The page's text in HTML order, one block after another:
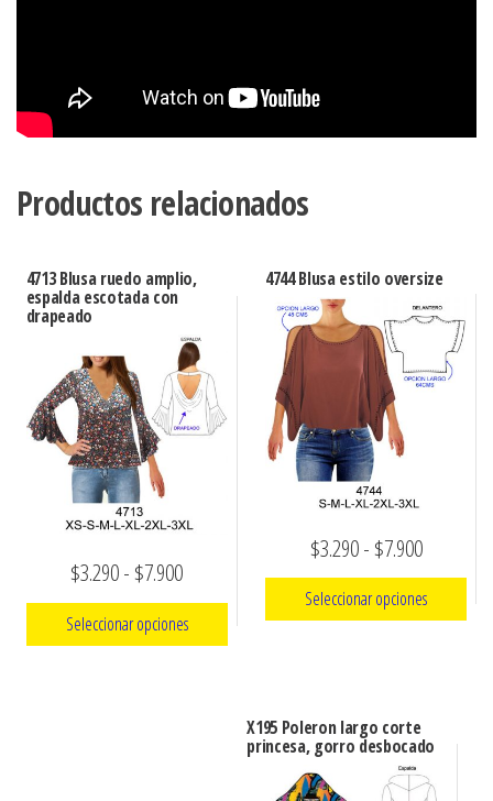
Productos relacionados
4713 Blusa ruedo amplio,
espalda escotada con
drapeado
$3.290- $7.900Rango
de
precios:
Seleccionar opciones
4744 Blusa estilo oversize
$3.290- $7.900Rango
de
precios:
hasta
Seleccionar opciones
múltiples
variantes.
X195 Poleron largo corte
princesa, gorro desbocado